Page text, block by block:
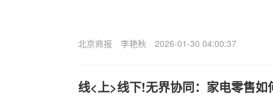
北京商报 李艳秋 2026-01-30 04:00:37
线<上>线下!无界协同：家电零售如